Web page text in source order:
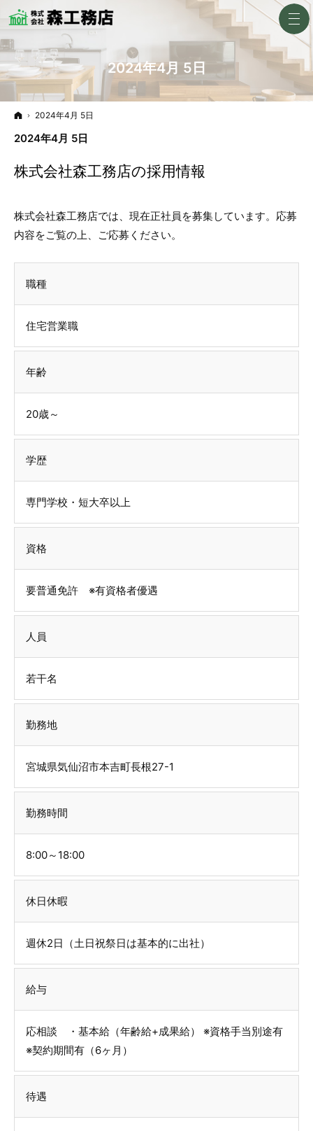
2024年4月 5日
ホーム
2024年4月 5日
2024年4月 5日
株式会社森工務店の採用情報
株式会社森工務店では、現在正社員を募集しています。応募
内容をご覧の上、ご応募ください。
職種
住宅営業職
年齢
20歳～
学歴
専門学校・短大卒以上
資格
要普通免許 ※有資格者優遇
人員
若干名
勤務地
宮城県気仙沼市本吉町長根27-1
勤務時間
8:00～18:00
休日休暇
週休2日（土日祝祭日は基本的に出社）
給与
応相談 ・基本給（年齢給+成果給） ※資格手当別途有
※契約期間有（6ヶ月）
待遇